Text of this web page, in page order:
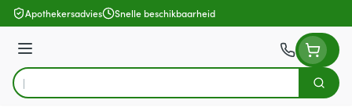
Ga naar de inhoud
Apothekersadvies Snelle beschikbaarheid
Menu
Product, merk, categorie...
Zoek